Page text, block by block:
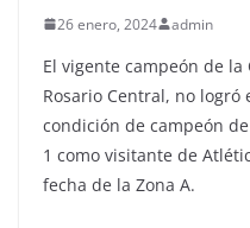
26 enero, 2024 admin
El vigente campeón de la
Rosario Central, no
condición de campeón
1 como visitante de
fecha de la Zona A.